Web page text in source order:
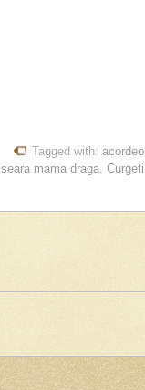
Tagged with:
seara mama draga